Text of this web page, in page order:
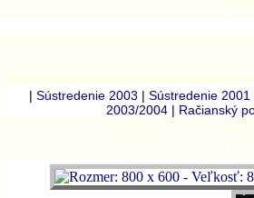
| Sústredenie 2003 | Sústredenie 2001
2003/2004| Račianský